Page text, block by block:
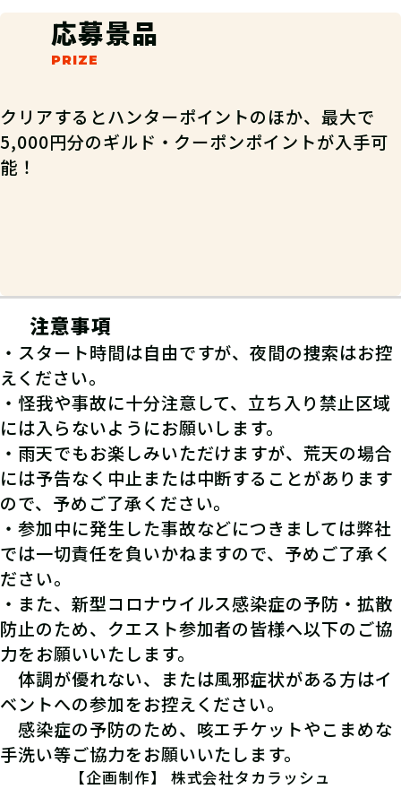
の手がかりをもらおう。
04宝の場所を特定！
４つの手がかりを順に解読し、「宝の
場所」を突き止めよう！
05現地で宝を発見！
特定した場所に実際に捜索に行き、指
定の「宝」を発見しよう！
応募景品
クリアするとハンターポイントのほか、最大で
5,000円分のギルド・クーポンポイントが入手可
能！
注意事項
・スタート時間は自由ですが、夜間の捜索はお控
えください。
・怪我や事故に十分注意して、立ち入り禁止区域
には入らないようにお願いします。
・雨天でもお楽しみいただけますが、荒天の場合
には予告なく中止または中断することがあります
ので、予めご了承ください。
・参加中に発生した事故などにつきましては弊社
では一切責任を負いかねますので、予めご了承く
ださい。
・また、新型コロナウイルス感染症の予防・拡散
防止のため、クエスト参加者の皆様へ以下のご協
力をお願いいたします。
体調が優れない、または風邪症状がある方はイ
ベントへの参加をお控えください。
感染症の予防のため、咳エチケットやこまめな
手洗い等ご協力をお願いいたします。
【企画制作】 株式会社タカラッシュ